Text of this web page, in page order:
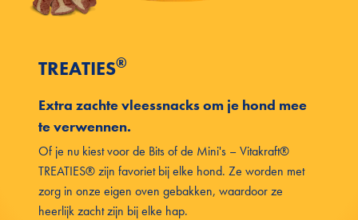
TREATIES®
Extra zachte vleessnacks om je hond mee
te verwennen.
Of je nu kiest voor de Bits of de Mini's – Vitakraft®
TREATIES® zijn favoriet bij elke hond. Ze worden met
zorg in onze eigen oven gebakken, waardoor ze
heerlijk zacht zijn bij elke hap.